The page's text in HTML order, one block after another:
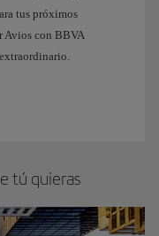
tus próximos
Avios con BBVA
tú quieras